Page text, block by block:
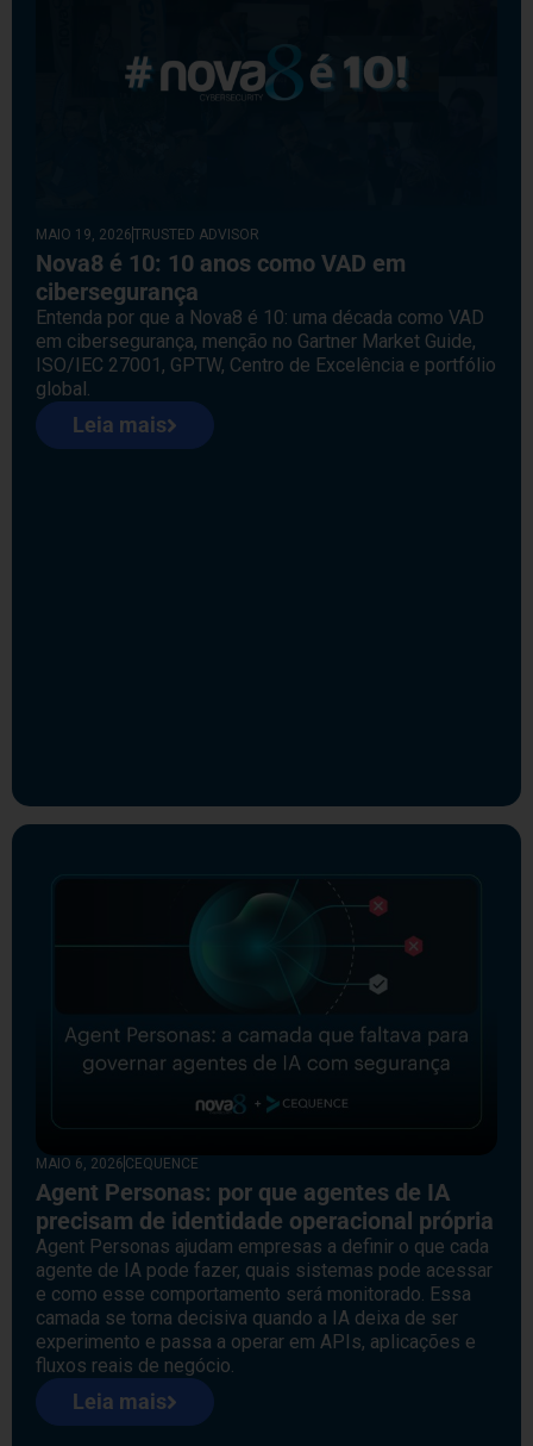
MAIO 19, 2026TRUSTED ADVISOR
Nova8 é 10: 10 anos como VAD em
cibersegurança
Entenda por que a Nova8 é 10: uma década como VAD
em cibersegurança, menção no Gartner Market Guide,
ISO/IEC 27001, GPTW, Centro de Excelência e portfólio
global.
Leia mais
MAIO 6, 2026 CEQUENCE
Agent Personas: por que agentes de IA
precisam de identidade operacional própria
Agent Personas ajudam empresas a definir o que cada
agente de IA pode fazer, quais sistemas pode acessar
e como esse comportamento será monitorado. Essa
camada se torna decisiva quando a IA deixa de ser
experimento e passa a operar em APIs, aplicações e
fluxos reais de negócio.
Leia mais